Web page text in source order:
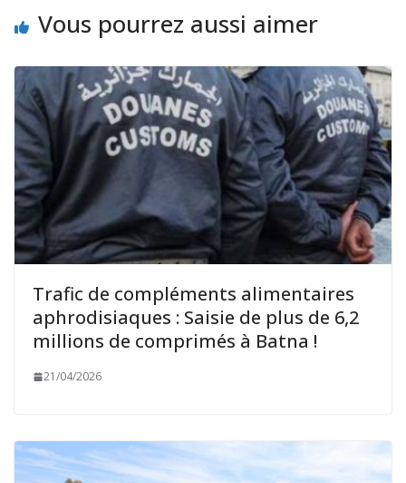
Vous pourrez aussi aimer
Trafic de compléments alimentaires
aphrodisiaques : Saisie de plus de 6,2
millions de comprimés à Batna !
21/04/2026